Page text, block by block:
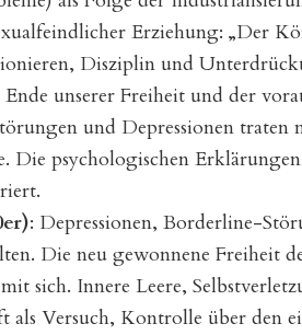
Erziehung: „Der
Disziplin und
unserer Freiheit und der
und Depressionen
psychologischen Erklärungen
: Depressionen, Borderline-
Die neu gewonnene Freiheit
sich. Innere Leere,
als Versuch, Kontrolle über den